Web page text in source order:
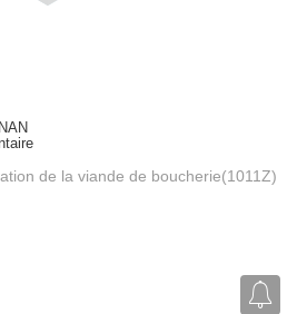
de la viande de boucherie(1011Z)